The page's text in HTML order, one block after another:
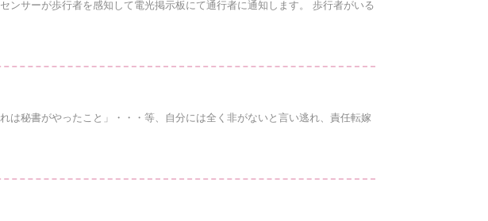
サーが歩行者を感知して電光掲示板にて通行者に通知します。 歩行者がいる
秘書がやったこと」・・・等、自分には全く非がないと言い逃れ、責任転嫁